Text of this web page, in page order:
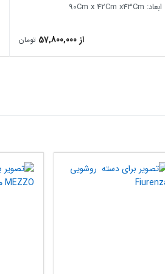
ابعاد: 90Cm x 42Cm x43Cm
از 57,800,000 تومان